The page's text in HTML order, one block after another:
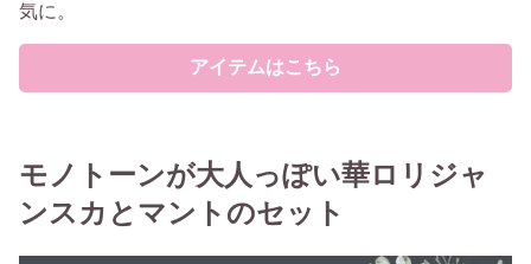
気に。
アイテムはこちら
モノトーンが大人っぽい華ロリジャ
ンスカとマントのセット